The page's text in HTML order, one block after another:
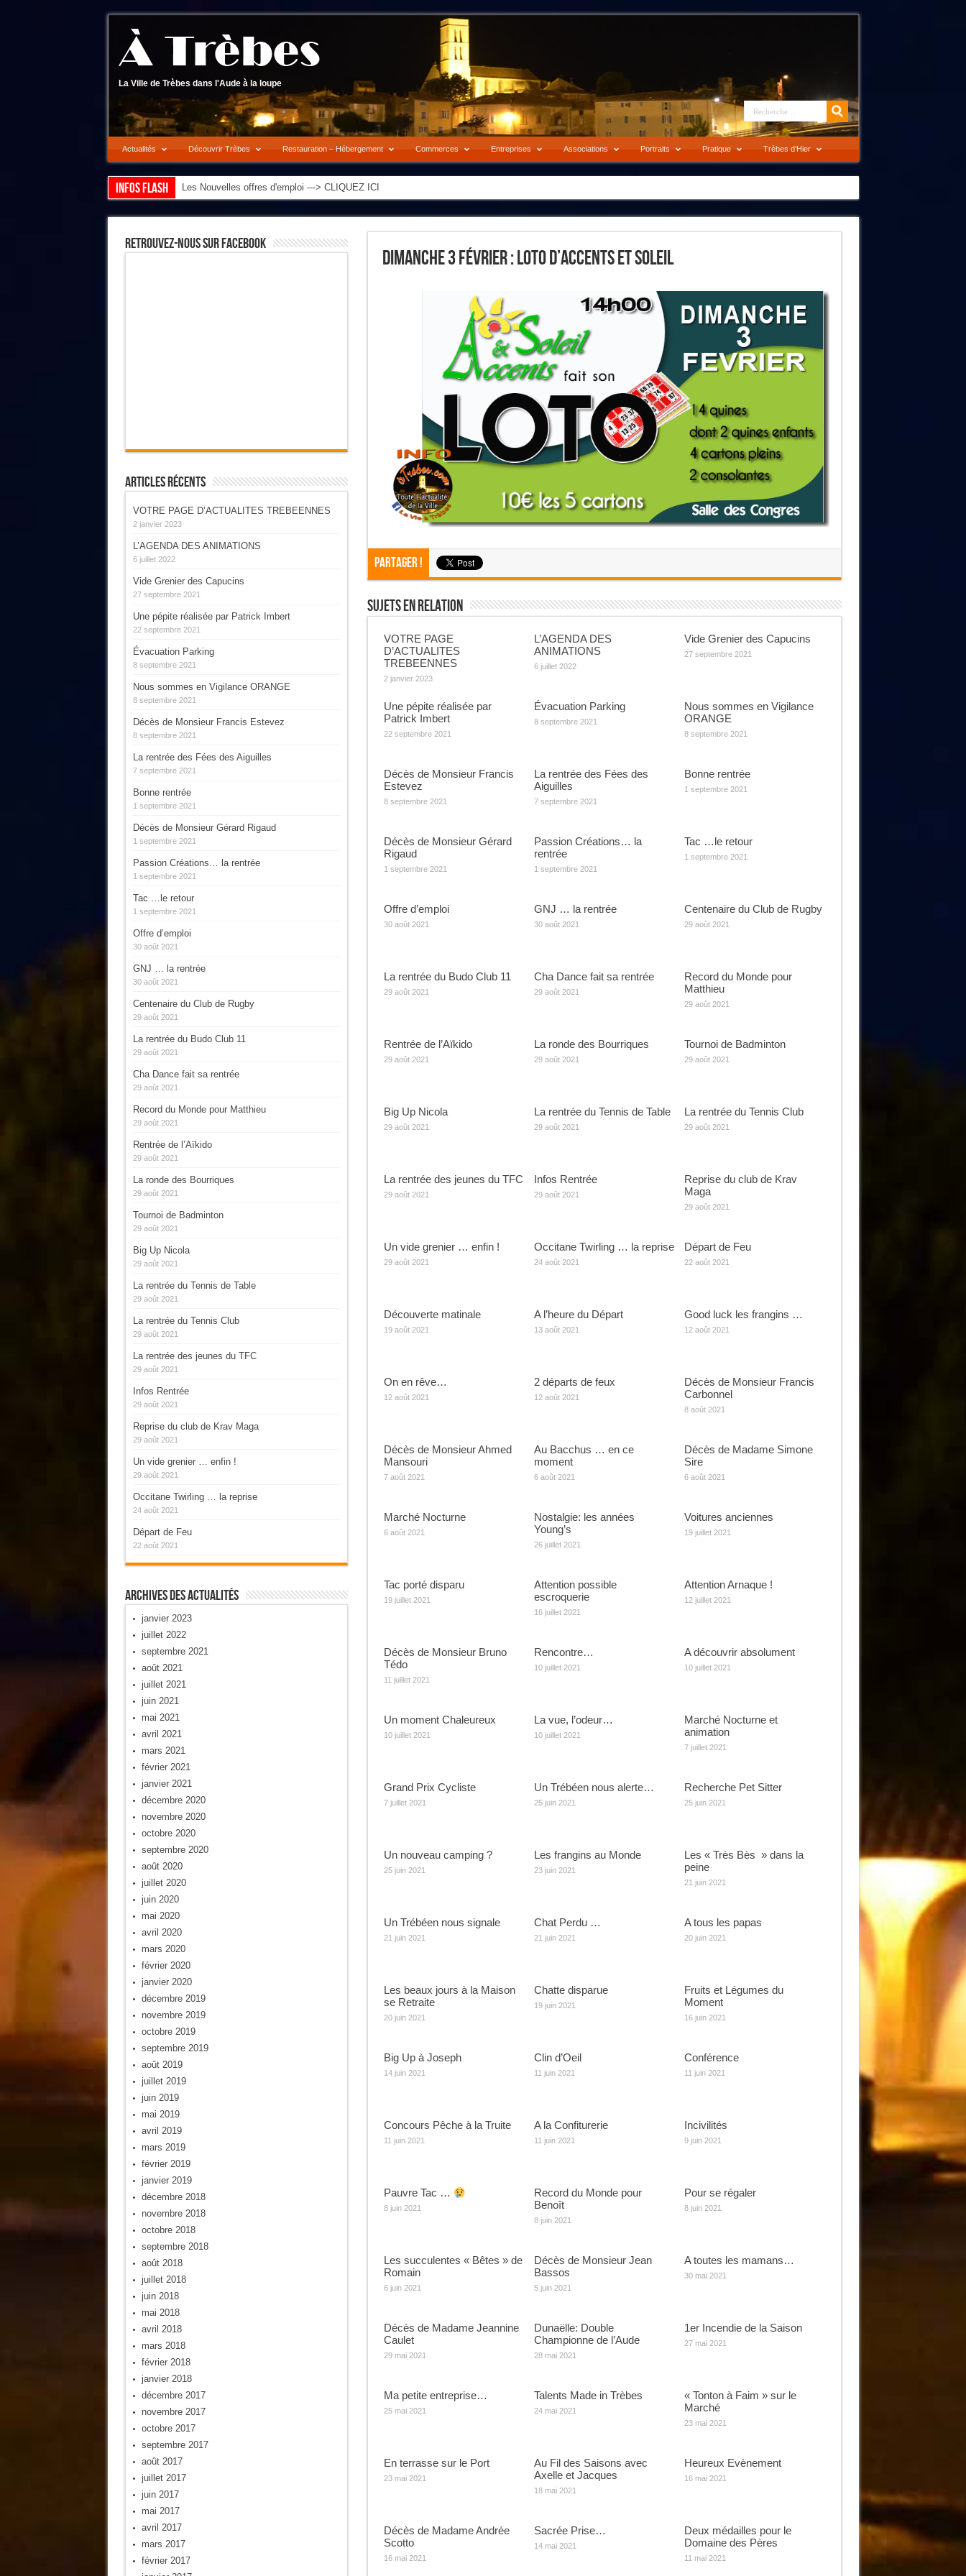
La Ville de Trèbes dans l'Aude à la loupe
Actualités Découvrir Trèbes Restauration – Hébergement Commerces Entreprises Associations Portraits Pratique Trèbes d’Hier
Infos flash Les Nouvelles offres d'emploi ---> CLIQUEZ ICI
Dimanche 3 Février : Loto D’Accents Et Soleil
Partager !
Sujets En Relation
VOTRE PAGE
D’ACTUALITES
TREBEENNES
2 janvier 2023
L’AGENDA DES
ANIMATIONS
6 juillet 2022
Vide Grenier des Capucins
27 septembre 2021
Une pépite réalisée par
Patrick Imbert
22 septembre 2021
Évacuation Parking
8 septembre 2021
Nous sommes en Vigilance
ORANGE
8 septembre 2021
Décès de Monsieur Francis
Estevez
8 septembre 2021
La rentrée des Fées des
Aiguilles
7 septembre 2021
Bonne rentrée
1 septembre 2021
Décès de Monsieur Gérard
Rigaud
1 septembre 2021
Passion Créations… la
rentrée
1 septembre 2021
Tac …le retour
1 septembre 2021
Offre d’emploi
30 août 2021
GNJ … la rentrée
30 août 2021
Centenaire du Club de Rugby
29 août 2021
La rentrée du Budo Club 11
29 août 2021
Cha Dance fait sa rentrée
29 août 2021
Record du Monde pour
Matthieu
29 août 2021
Rentrée de l’Aïkido
29 août 2021
La ronde des Bourriques
29 août 2021
Tournoi de Badminton
29 août 2021
Big Up Nicola
29 août 2021
La rentrée du Tennis de Table
29 août 2021
La rentrée du Tennis Club
29 août 2021
La rentrée des jeunes du TFC
29 août 2021
Infos Rentrée
29 août 2021
Reprise du club de Krav
Maga
29 août 2021
Un vide grenier … enfin !
29 août 2021
Occitane Twirling … la reprise
24 août 2021
Départ de Feu
22 août 2021
Découverte matinale
19 août 2021
A l’heure du Départ
13 août 2021
Good luck les frangins …
12 août 2021
On en rêve…
12 août 2021
2 départs de feux
12 août 2021
Décès de Monsieur Francis
Carbonnel
8 août 2021
Décès de Monsieur Ahmed
Mansouri
7 août 2021
Au Bacchus … en ce
moment
6 août 2021
Décès de Madame Simone
Sire
6 août 2021
Marché Nocturne
6 août 2021
Nostalgie: les années
Young’s
26 juillet 2021
Voitures anciennes
19 juillet 2021
Tac porté disparu
19 juillet 2021
Attention possible
escroquerie
16 juillet 2021
Attention Arnaque !
12 juillet 2021
Décès de Monsieur Bruno
Tédo
11 juillet 2021
Rencontre…
10 juillet 2021
A découvrir absolument
10 juillet 2021
Un moment Chaleureux
10 juillet 2021
La vue, l’odeur…
10 juillet 2021
Marché Nocturne et
animation
7 juillet 2021
Grand Prix Cycliste
7 juillet 2021
Un Trébéen nous alerte…
25 juin 2021
Recherche Pet Sitter
25 juin 2021
Un nouveau camping ?
25 juin 2021
Les frangins au Monde
23 juin 2021
Les « Très Bès » dans la
peine
21 juin 2021
Un Trébéen nous signale
21 juin 2021
Chat Perdu …
21 juin 2021
A tous les papas
20 juin 2021
Les beaux jours à la Maison
se Retraite
20 juin 2021
Chatte disparue
19 juin 2021
Fruits et Légumes du
Moment
16 juin 2021
Big Up à Joseph
14 juin 2021
Clin d’Oeil
11 juin 2021
Conférence
11 juin 2021
Concours Pêche à la Truite
11 juin 2021
A la Confiturerie
11 juin 2021
Incivilités
9 juin 2021
Pauvre Tac …
8 juin 2021
Record du Monde pour
Benoît
8 juin 2021
Pour se régaler
8 juin 2021
Les succulentes « Bêtes » de
Romain
6 juin 2021
Décès de Monsieur Jean
Bassos
5 juin 2021
A toutes les mamans…
30 mai 2021
Décès de Madame Jeannine
Caulet
29 mai 2021
Dunaëlle: Double
Championne de l’Aude
28 mai 2021
1er Incendie de la Saison
27 mai 2021
Ma petite entreprise…
25 mai 2021
Talents Made in Trèbes
24 mai 2021
« Tonton à Faim » sur le
Marché
23 mai 2021
En terrasse sur le Port
23 mai 2021
Au Fil des Saisons avec
Axelle et Jacques
18 mai 2021
Heureux Evènement
16 mai 2021
Décès de Madame Andrée
Scotto
16 mai 2021
Sacrée Prise…
14 mai 2021
Deux médailles pour le
Domaine des Pères
11 mai 2021
Retrouvez-Nous Sur Facebook
Articles Récents
VOTRE PAGE D’ACTUALITES TREBEENNES
2 janvier 2023
L’AGENDA DES ANIMATIONS
6 juillet 2022
Vide Grenier des Capucins
27 septembre 2021
Une pépite réalisée par Patrick Imbert
22 septembre 2021
Évacuation Parking
8 septembre 2021
Nous sommes en Vigilance ORANGE
8 septembre 2021
Décès de Monsieur Francis Estevez
8 septembre 2021
La rentrée des Fées des Aiguilles
7 septembre 2021
Bonne rentrée
1 septembre 2021
Décès de Monsieur Gérard Rigaud
1 septembre 2021
Passion Créations… la rentrée
1 septembre 2021
Tac …le retour
1 septembre 2021
Offre d’emploi
30 août 2021
GNJ … la rentrée
30 août 2021
Centenaire du Club de Rugby
29 août 2021
La rentrée du Budo Club 11
29 août 2021
Cha Dance fait sa rentrée
29 août 2021
Record du Monde pour Matthieu
29 août 2021
Rentrée de l’Aïkido
29 août 2021
La ronde des Bourriques
29 août 2021
Tournoi de Badminton
29 août 2021
Big Up Nicola
29 août 2021
La rentrée du Tennis de Table
29 août 2021
La rentrée du Tennis Club
29 août 2021
La rentrée des jeunes du TFC
29 août 2021
Infos Rentrée
29 août 2021
Reprise du club de Krav Maga
29 août 2021
Un vide grenier … enfin !
29 août 2021
Occitane Twirling … la reprise
24 août 2021
Départ de Feu
22 août 2021
Archives Des Actualités
janvier 2023
juillet 2022
septembre 2021
août 2021
juillet 2021
juin 2021
mai 2021
avril 2021
mars 2021
février 2021
janvier 2021
décembre 2020
novembre 2020
octobre 2020
septembre 2020
août 2020
juillet 2020
juin 2020
mai 2020
avril 2020
mars 2020
février 2020
janvier 2020
décembre 2019
novembre 2019
octobre 2019
septembre 2019
août 2019
juillet 2019
juin 2019
mai 2019
avril 2019
mars 2019
février 2019
janvier 2019
décembre 2018
novembre 2018
octobre 2018
septembre 2018
août 2018
juillet 2018
juin 2018
mai 2018
avril 2018
mars 2018
février 2018
janvier 2018
décembre 2017
novembre 2017
octobre 2017
septembre 2017
août 2017
juillet 2017
juin 2017
mai 2017
avril 2017
mars 2017
février 2017